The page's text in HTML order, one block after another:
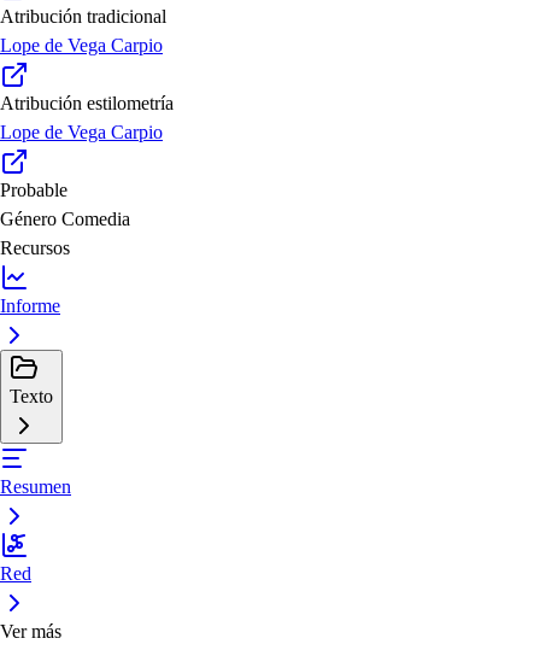
Atribución tradicional
Lope de Vega Carpio
Atribución estilometría
Lope de Vega Carpio
Probable
Género Comedia
Recursos
Informe
Texto
Resumen
Red
Ver más